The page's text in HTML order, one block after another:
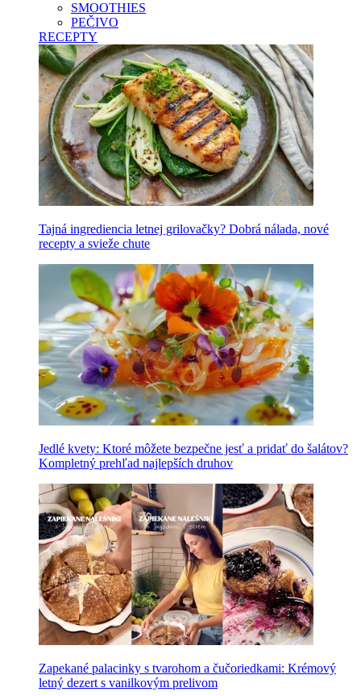
SMOOTHIES
PEČIVO
RECEPTY
Tajná ingrediencia letnej grilovačky? Dobrá nálada, nové
recepty a svieže chute
Jedlé kvety: Ktoré môžete bezpečne jesť a pridať do šalátov?
Kompletný prehľad najlepších druhov
Zapekané palacinky s tvarohom a čučoriedkami: Krémový
letný dezert s vanilkovým prelivom